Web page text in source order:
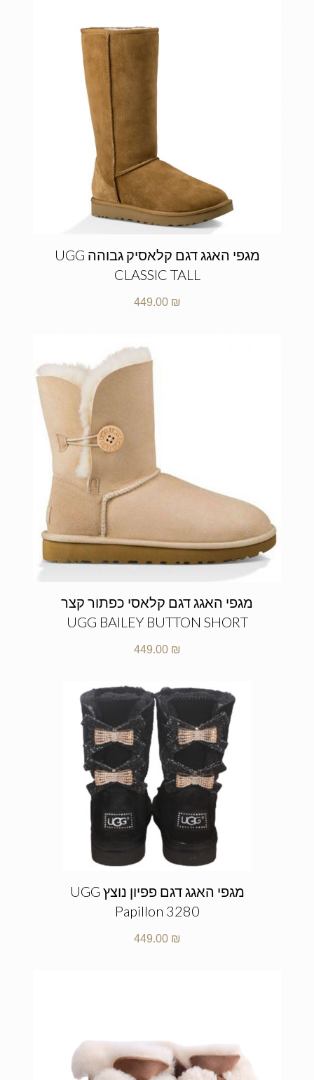
מגפי האגג דגם קלאסיק גבוהה UGG
CLASSIC TALL
449.00 ₪
מגפי האגג דגם קלאסי כפתור קצר
UGG BAILEY BUTTON SHORT
449.00 ₪
מגפי האגג דגם פפיון נוצץ UGG
Papillon 3280
449.00 ₪